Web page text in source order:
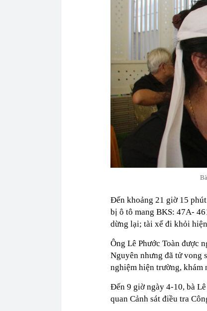
Đến khoảng 21 giờ 15
bị ô tô mang BKS: 47A-
dừng lại; tài xế đi khỏi
Ông Lê Phước Toàn được
Nguyên nhưng đã tử vong
nghiệm hiện trường,
Đến 9 giờ ngày 4-10, bà
quan Cảnh sát điều tra